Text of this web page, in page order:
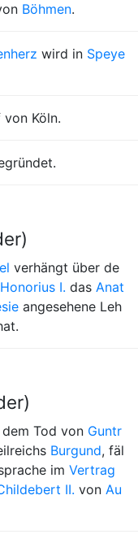
Böhmen.
wird in Speye
Köln.
verhängt über de
Honorius I. das Anat
angesehene Leh
dem Tod von Guntr
Burgund, fäl
im Vertrag
II. von Au